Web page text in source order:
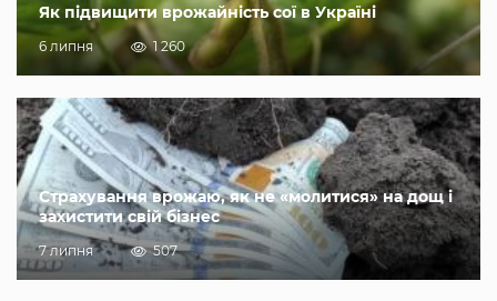
Як підвищити врожайність сої в Україні
6 липня 1 260
Страхування врожаю, як не «молитися» на дощ і
захистити свій бізнес
7 липня 507